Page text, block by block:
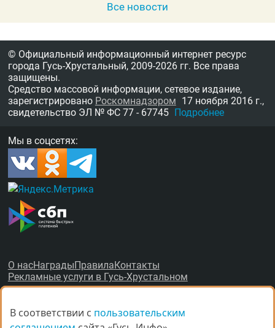
Все новости
© Официальный информационный интернет ресурс
города Гусь-Хрустальный, 2009-2026 гг. Все права
защищены.
Средство массовой информации, сетевое издание,
зарегистрировано Роскомнадзором 17 ноября 2016 г.,
свидетельство ЭЛ № ФС 77 - 67745 Подробнее
Мы в соцсетях:
О насНаградыПравилаКонтакты
Рекламные услуги в Гусь-Хрустальном
В соответствии с пользовательским
В соответствии с пользовательским